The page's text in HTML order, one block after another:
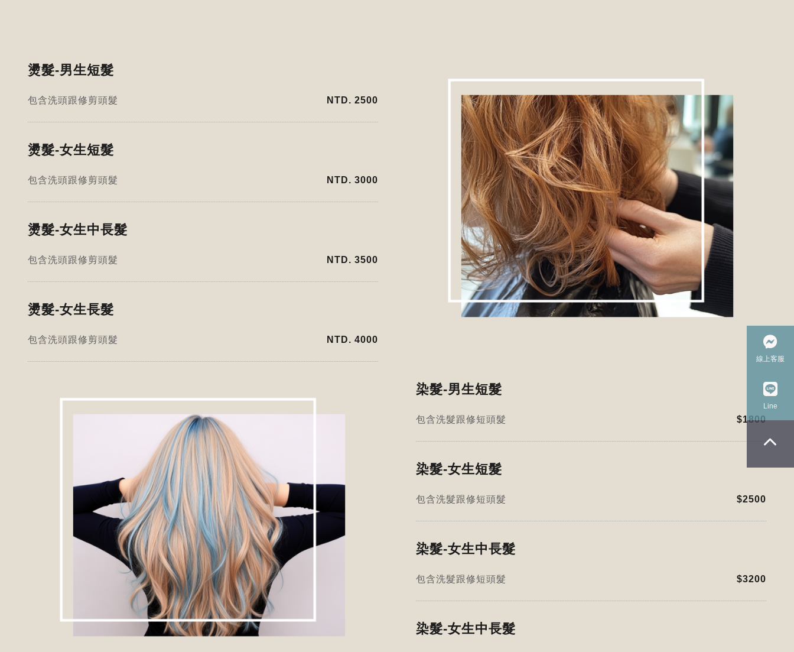
燙髮-男生短髮
包含洗頭跟修剪頭髮 NTD. 2500
燙髮-女生短髮
包含洗頭跟修剪頭髮 NTD. 3000
燙髮-女生中長髮
包含洗頭跟修剪頭髮 NTD. 3500
燙髮-女生長髮
包含洗頭跟修剪頭髮 NTD. 4000
染髮-男生短髮
包含洗髮跟修短頭髮 $1800
染髮-女生短髮
包含洗髮跟修短頭髮 $2500
染髮-女生中長髮
包含洗髮跟修短頭髮 $3200
染髮-女生中長髮
線上客服
線上
LineLine